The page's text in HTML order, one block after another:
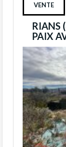
VENTE
RIANS
PAIX